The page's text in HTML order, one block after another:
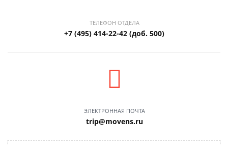
ТЕЛЕФОН ОТДЕЛА
+7 (495) 414-22-42 (доб. 500)
ЭЛЕКТРОННАЯ ПОЧТА
trip@movens.ru